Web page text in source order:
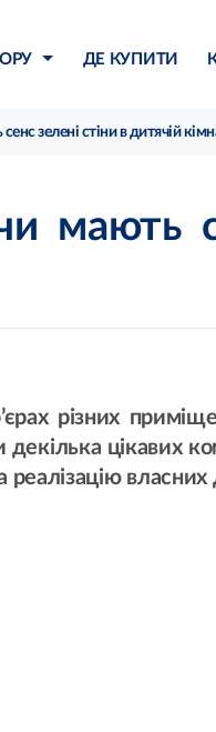
ДЕ КУПИТИ
зелені стіни в дитячій
мають
різних
цікавих
власних